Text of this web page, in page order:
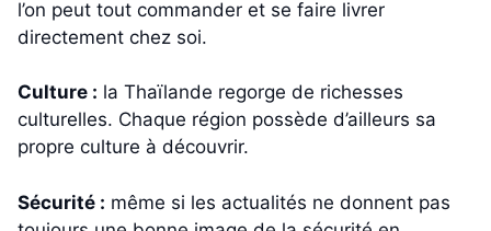
l’on peut tout commander et se faire livrer
directement chez soi.
Culture : la Thaïlande regorge de richesses
culturelles. Chaque région possède d’ailleurs sa
propre culture à découvrir.
Sécurité : même si les actualités ne donnent pas